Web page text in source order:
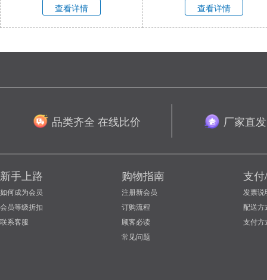
查看详情
查看详情
品类齐全 在线比价 厂家直
新手上路
如何成为会员
会员等级折扣
联系客服
购物指南
注册新会员
订购流程
顾客必读
常见问题
支
发票说
配送方
支付方